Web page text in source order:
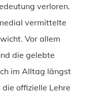
verloren.
vermittelte
Vor allem
die gelebte
im Alltag längst
offizielle Lehre